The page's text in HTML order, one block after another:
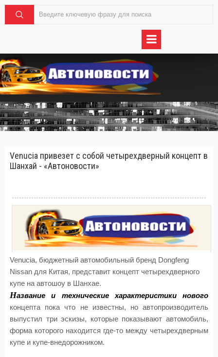
Venucia привезет с собой четырехдверный концепт в
Шанхай - «Автоновости»
Venucia, бюджетный автомобильный бренд Dongfeng
Nissan для Китая, представит концепт четырехдверного
купе на автошоу в Шанхае.
Название и технические характеристики нового
концепта пока что не известны, но автопроизводитель
выпустил три эскизы, которые показывают автомобиль,
форма которого находится где-то между четырехдверным
купе и купе-внедорожником.